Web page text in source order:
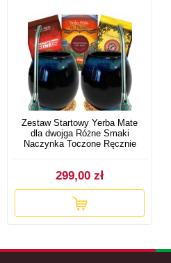
Zestaw Startowy Yerba Mate
dla dwojga Różne Smaki
Naczynka Toczone Ręcznie
299,00 zł